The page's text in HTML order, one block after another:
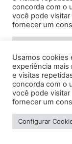
Usamos cookies
experiência
e visitas
concorda com o
você pode
fornecer um
Configurar